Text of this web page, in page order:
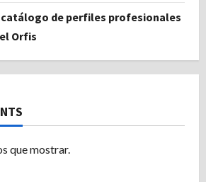
de perfiles profesionales
Orfis
que mostrar.